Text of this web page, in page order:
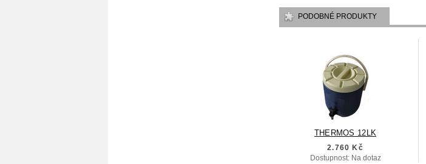
PODOBNÉ PRODUKTY
THERMOS 12LK
2.760 Kč
Dostupnost: Na dotaz